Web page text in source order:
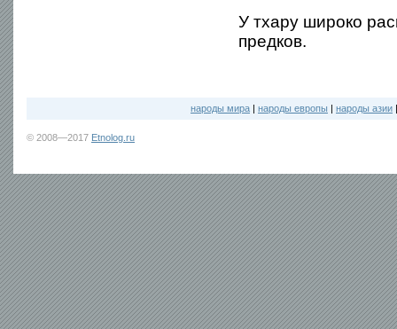
У тхару широко
предков.
народы мира | народы европы | народы азии
© 2008—2017 Etnolog.ru